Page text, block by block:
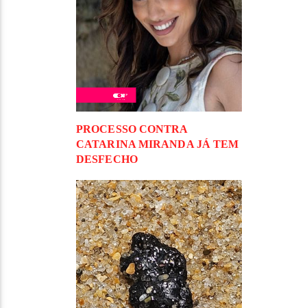
PROCESSO CONTRA
CATARINA MIRANDA JÁ TEM
DESFECHO